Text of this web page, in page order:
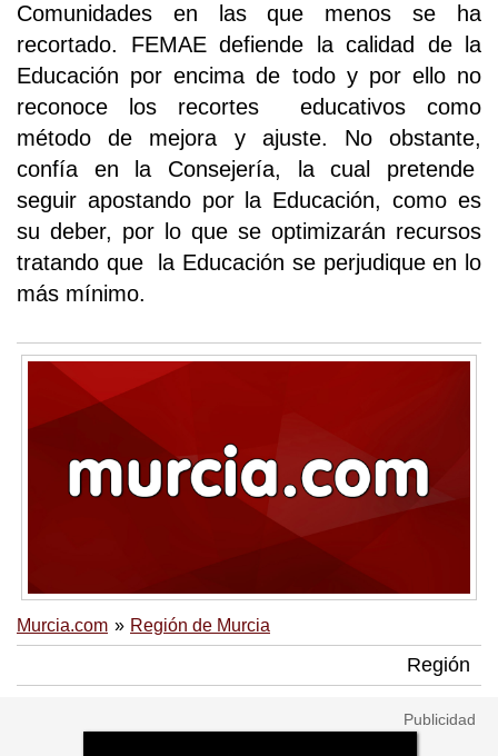
Comunidades en las que menos se ha
recortado. FEMAE defiende la calidad de la
Educación por encima de todo y por ello no
reconoce los recortes educativos como
método de mejora y ajuste. No obstante,
confía en la Consejería, la cual pretende
seguir apostando por la Educación, como es
su deber, por lo que se optimizarán recursos
tratando que la Educación se perjudique en lo
más mínimo.
Murcia.com Región de Murcia
Región